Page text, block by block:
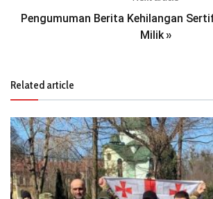
Pengumuman Berita Kehilangan
Milik»
Related article